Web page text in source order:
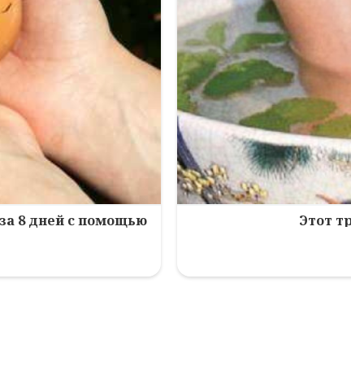
8 дней с помощью Этот